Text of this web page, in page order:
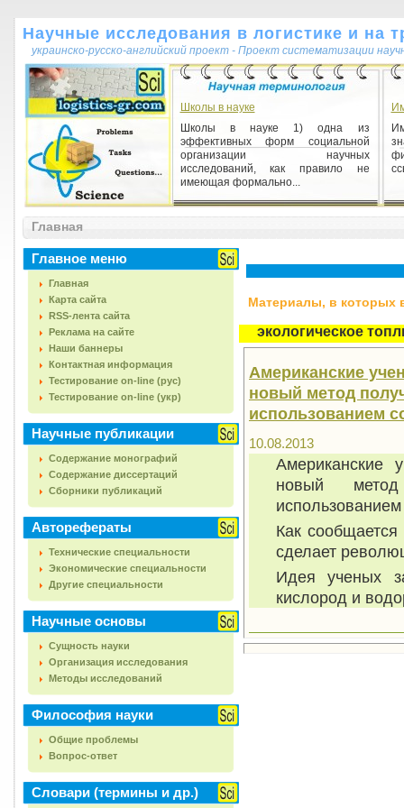
Научные исследования в логистике и на
украинско-русско-английский проект - Проект систематизации
Школы в науке
Школы в науке 1) одна из
эффективных форм социальной
организации научных
исследований, как правило не
имеющая формально...
Выпуск услуг науки и научного
Выпуск услуг науки и научного
обслуживания 1) стоимость
рыночных и нерыночных услуг
заведений, относящихся к данной
Главная
Главное меню
Главная
Карта сайта
RSS-лента сайта
Реклама на сайте
Наши баннеры
Контактная информация
Тестирование on-line (рус)
Тестирование on-line (укр)
Научные публикации
Содержание монографий
Содержание диссертаций
Сборники публикаций
Авторефераты
Технические специальности
Экономические специальности
Другие специальности
Научные основы
Сущность науки
Организация исследования
Методы исследований
Философия науки
Общие проблемы
Вопрос-ответ
Словари (термины и др.)
Материалы, в которых
экологическое
Американские
новый метод
использованием
10.08.2013
Американские
новый
Как сообщается
сделает
Идея ученых
кислород и